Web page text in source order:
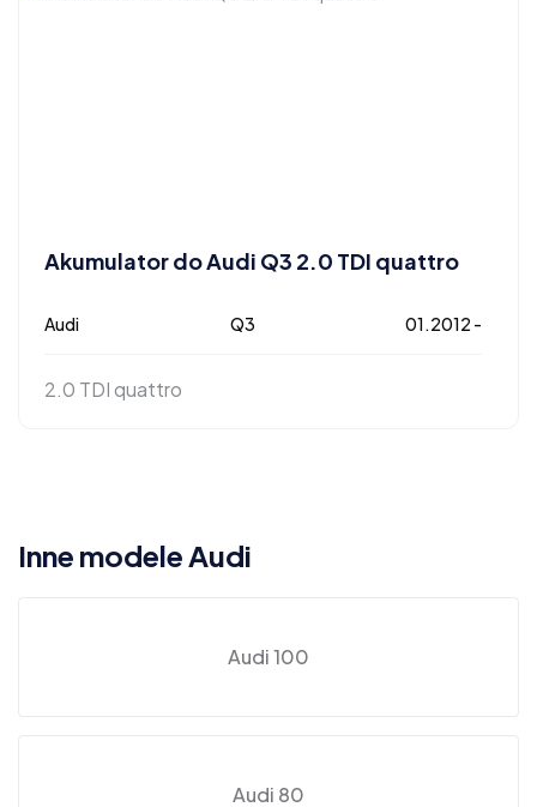
Akumulator do Audi Q3 2.0 TDI quattro
Audi Q3 01.2012 -
2.0 TDI quattro
Inne modele Audi
Audi 100
Audi 80